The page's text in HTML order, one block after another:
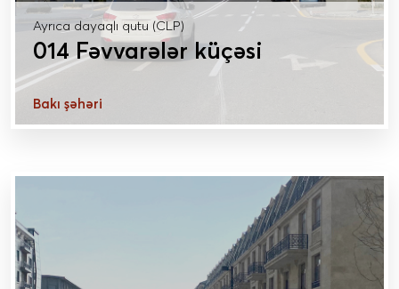
Ayrıca dayaqlı qutu (CLP)
014 Fəvvarələr küçəsi
Bakı şəhəri